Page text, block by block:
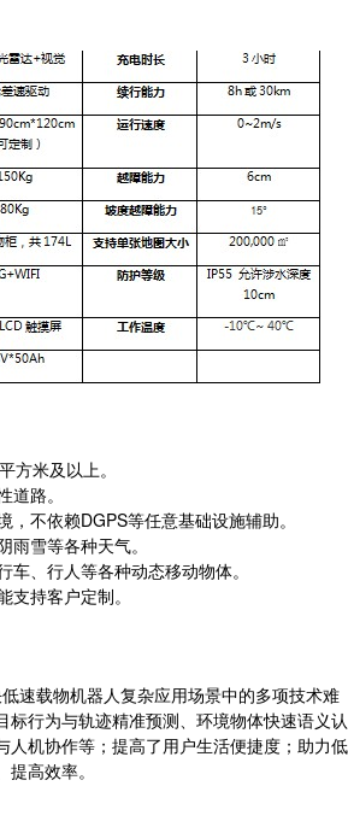
方米及以上。
路。
不依赖DGPS等任意基础设施辅助。
雪等各种天气。
、行人等各种动态移动物体。
持客户定制。
速载物机器人复杂应用场景中的多项技术难
标行为与轨迹精准预测、环境物体快速语义认
人机协作等；提高了用户生活便捷度；助力低
高效率。